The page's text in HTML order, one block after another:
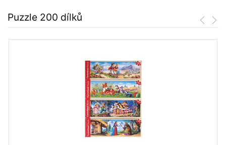
Puzzle 200 dílků